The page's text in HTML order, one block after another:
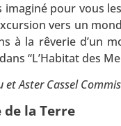
imaginé pour vous
vers un
à la rêverie d’un
“L’Habitat des
et Aster Cassel
de la Terre